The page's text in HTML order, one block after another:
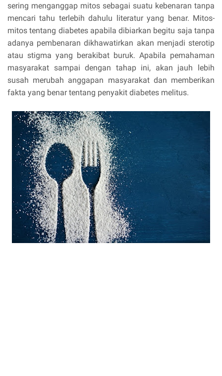
sering menganggap mitos sebagai suatu kebenaran tanpa
mencari tahu terlebih dahulu literatur yang benar. Mitos-
mitos tentang diabetes apabila dibiarkan begitu saja tanpa
adanya pembenaran dikhawatirkan akan menjadi sterotip
atau stigma yang berakibat buruk. Apabila pemahaman
masyarakat sampai dengan tahap ini, akan jauh lebih
susah merubah anggapan masyarakat dan memberikan
fakta yang benar tentang penyakit diabetes melitus.